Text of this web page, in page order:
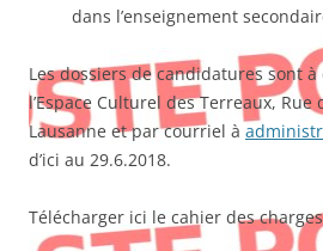
dans l’enseignement
Les dossiers de candidatures sont
l’Espace Culturel des Terreaux, Rue
Lausanne et par courriel à
d’ici au 29.6.2018.
Télécharger ici le cahier des